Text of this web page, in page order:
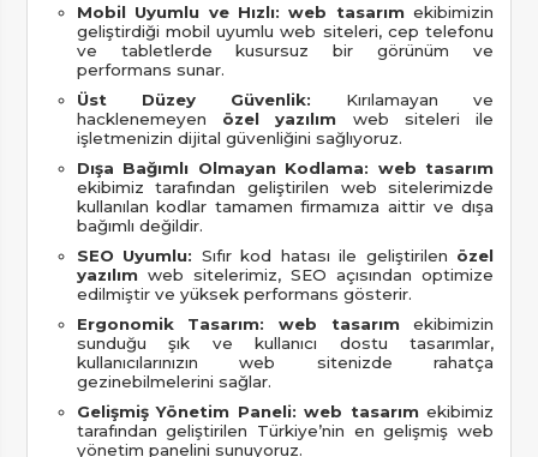
Mobil Uyumlu ve Hızlı: web tasarımekibimizin
geliştirdiği mobil uyumlu web siteleri, cep telefonu
ve tabletlerde kusursuz bir görünüm ve
performans sunar.
Üst Düzey Güvenlik: Kırılamayan ve
hacklenemeyen özel yazılım web siteleri ile
işletmenizin dijital güvenliğini sağlıyoruz.
Dışa Bağımlı Olmayan Kodlama: web tasarım
ekibimiz tarafından geliştirilen web sitelerimizde
kullanılan kodlar tamamen firmamıza aittir ve dışa
bağımlı değildir.
SEO Uyumlu: Sıfır kod hatası ile geliştirilen özel
yazılımweb sitelerimiz, SEO açısından optimize
edilmiştir ve yüksek performans gösterir.
Ergonomik Tasarım:
web tasarımekibimizin
sunduğu şık ve kullanıcı dostu tasarımlar,
kullanıcılarınızın web sitenizde rahatça
gezinebilmelerini sağlar.
Gelişmiş Yönetim Paneli: web tasarımekibimiz
tarafından geliştirilen Türkiye’nin en gelişmiş web
yönetim panelini sunuyoruz.